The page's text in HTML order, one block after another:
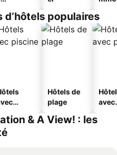
el
populaires
Hôtels de
plage
avec
& A View! : les